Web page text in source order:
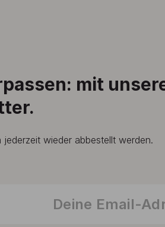
mit
wieder abbestellt werden.